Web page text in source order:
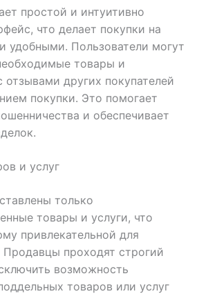
простой и интуитивно
что делает покупки на
удобными. Пользователи могут
товары и
отзывами других покупателей
покупки. Это помогает
и обеспечивает
и услуг
только
товары и услуги, что
привлекательной для
Продавцы проходят строгий
возможность
товаров или услуг